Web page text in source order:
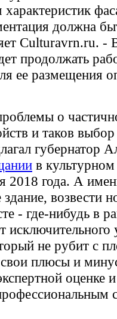
должна
Culturavrn.ru. -
продолжать
ее размещения
о
и таков выбор
губернатор
в
2018 года. А
возвести
- где-нибудь в
исключительного
не рубит с
плюсы и
оценке